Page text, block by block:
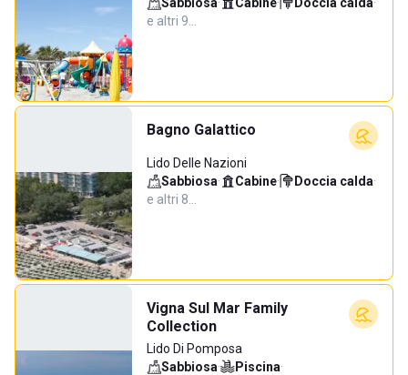
e altri 9…
Bagno Galattico
Lido Delle Nazioni
Sabbiosa· Cabine· Doccia calda·
e altri 8…
Vigna Sul Mar Family
Collection
Lido Di Pomposa
Sabbiosa· Piscina·